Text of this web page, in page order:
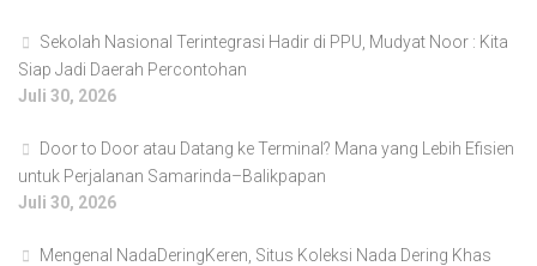
Sekolah Nasional Terintegrasi Hadir di PPU, Mudyat Noor : Kita
Siap Jadi Daerah Percontohan
Juli 30, 2026
Door to Door atau Datang ke Terminal? Mana yang Lebih Efisien
untuk Perjalanan Samarinda–Balikpapan
Juli 30, 2026
Mengenal NadaDeringKeren, Situs Koleksi Nada Dering Khas